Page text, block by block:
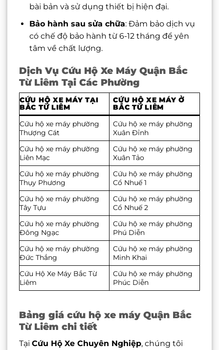
bài bản và sử dụng thiết bị hiện đại.
Bảo hành sau sửa chữa: Đảm bảo dịch vụ
có chế độ bảo hành từ 6-12 tháng để yên
tâm về chất lượng.
Dịch Vụ Cứu Hộ Xe Máy Quận Bắc
Từ Liêm Tại Các Phường
CỨU HỘ XE MÁY TẠI
BẮC TỪ LIÊM
CỨU HỘ XE MÁY Ở
BẮC TỪ LIÊM
Cứu hộ xe máy phường
Thượng Cát
Cứu hộ xe máy phường
Xuân Đỉnh
Cứu hộ xe máy phường
Liên Mạc
Cứu hộ xe máy phường
Xuân Tảo
Cứu hộ xe máy phường
Thụy Phương
Cứu hộ xe máy phường
Cổ Nhuế 1
Cứu hộ xe máy phường
Tây Tựu
Cứu hộ xe máy phường
Cổ Nhuế 2
Cứu hộ xe máy phường
Đông Ngạc
Cứu hộ xe máy phường
Phú Diễn
Cứu hộ xe máy phường
Đức Thắng
Cứu hộ xe máy phường
Minh Khai
Cứu Hộ Xe Máy Bắc Từ
Liêm
Cứu hộ xe máy phường
Phúc Diễn
Bảng giá cứu hộ xe máy Quận Bắc
Từ Liêm chi tiết
Tại Cứu Hộ Xe Chuyên Nghiệp, chúng tôi